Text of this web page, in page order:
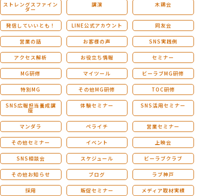
ストレングスファイン
ダー
講演 木鶏会
発信していいとも！ LINE公式アカウント 同友会
営業の話 お客様の声 SNS実践例
アクセス解析 お役立ち情報 セミナー
MG研修 マイツール ビーラブMG研修
特別MG その他MG研修 TOC研修
SNS広報担当養成講
座
体験セミナー SNS活用セミナー
マンダラ ペライチ 営業セミナー
その他セミナー イベント 上映会
SNS相談会 スケジュール ビーラブクラブ
その他お知らせ ブログ ラブ神戸
採用 販促セミナー メディア取材実績